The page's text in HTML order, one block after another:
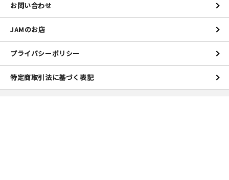
お問い合わせ
JAMのお店
プライバシーポリシー
特定商取引法に基づく表記